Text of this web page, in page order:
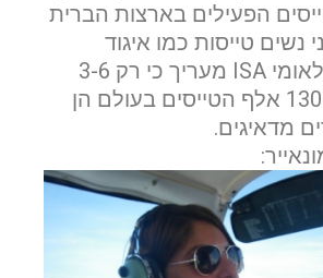
הפעילים בארצות הברית
נשים טייסות כמו איגוד
הטייסות הבינלאומי ISA מעריך כי רק 3-6
אחוזים מכלל 130 אלף הטייסים בעולם הן
מדאיגים.